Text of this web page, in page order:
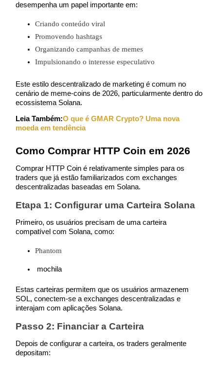
Obtenha lucro a longo prazo e interesses flexíveis
Aprenda a apostar
Aprenda como ganhar renda passiva
Bitrue
AI
Parceiros Bitrue
desempenha um papel importante em:
Criando conteúdo viral
Promovendo hashtags
Organizando campanhas de memes
Impulsionando o interesse especulativo
Este estilo descentralizado de marketing é comum no
cenário de meme-coins de 2026, particularmente dentro do
ecossistema Solana.
Leia Também:O que é GMAR Crypto? Uma nova
moeda em tendência
Como Comprar HTTP Coin em 2026
Comprar HTTP Coin é relativamente simples para os
traders que já estão familiarizados com exchanges
descentralizadas baseadas em Solana.
Etapa 1: Configurar uma Carteira Solana
Primeiro, os usuários precisam de uma carteira
compatível com Solana, como:
Phantom
mochila
Estas carteiras permitem que os usuários armazenem
SOL, conectem-se a exchanges descentralizadas e
interajam com aplicações Solana.
Passo 2: Financiar a Carteira
Depois de configurar a carteira, os traders geralmente
depositam: